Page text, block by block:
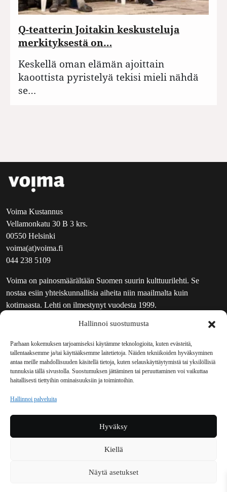
Hallinnoi suostumusta
Parhaan kokemuksen tarjoamiseksi käytämme teknologioita, kuten evästeitä,
tallentaaksemme ja/tai käyttääksemme laitetietoja. Näiden tekniikoiden hyväksyminen
antaa meille mahdollisuuden käsitellä tietoja, kuten selauskäyttäytymistä tai yksilöllisiä
tunnuksia tällä sivustolla. Suostumuksen jättäminen tai peruuttaminen voi vaikuttaa
haitallisesti tiettyihin ominaisuuksiin ja toimintoihin.
Hallinnoi palveluita
Hyväksy
Kiellä
Näytä asetukset
Q-teatterin Joitakin keskusteluja
merkityksestä on…
Keskellä oman elämän ajoittain
kaoottista pyristelyä tekisi mieli nähdä
se…
Voima Kustannus
Vellamonkatu 30 B 3 krs.
00550 Helsinki
voima(at)voima.fi
044 238 5109
Voima on painosmäärältään Suomen suurin kulttuurilehti. Se
nostaa esiin yhteiskunnallisia aiheita niin maailmalta kuin
kotimaasta. Lehti on ilmestynyt vuodesta 1999.
UUTISKIRJE
MAINOSTAJILLE
VASTAMAINOKSET
JAKELUPAIKAT
REKISTERISELOSTE
TILAUKSEN PERUUTUSPYYNTÖ
TILAUSOHJEET JA -EHDOT